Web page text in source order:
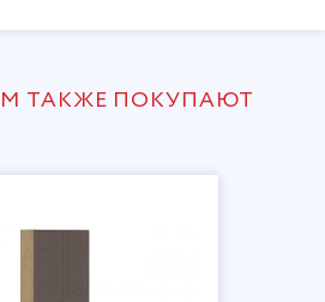
ТАКЖЕ ПОКУПАЮТ